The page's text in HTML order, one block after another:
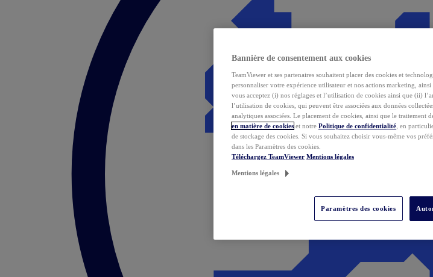
Bannière de consentement aux cookies
TeamViewer et ses partenaires souhaitent placer des cookies et
personnaliser votre expérience utilisateur et nos actions marketing,
vous acceptez (i) nos réglages et l’utilisation de cookies ainsi que (ii)
l’utilisation de cookies, qui peuvent être associées aux données
analytiques associées. Le placement de cookies, ainsi que le traitement
en matière de cookies et notre Politique de confidentialité , en
de stockage des cookies. Si vous souhaitez choisir vous-même vos
dans les Paramètres des cookies.
Téléchargez TeamViewer Mentions légales
Mentions légales
Paramètres des cookies